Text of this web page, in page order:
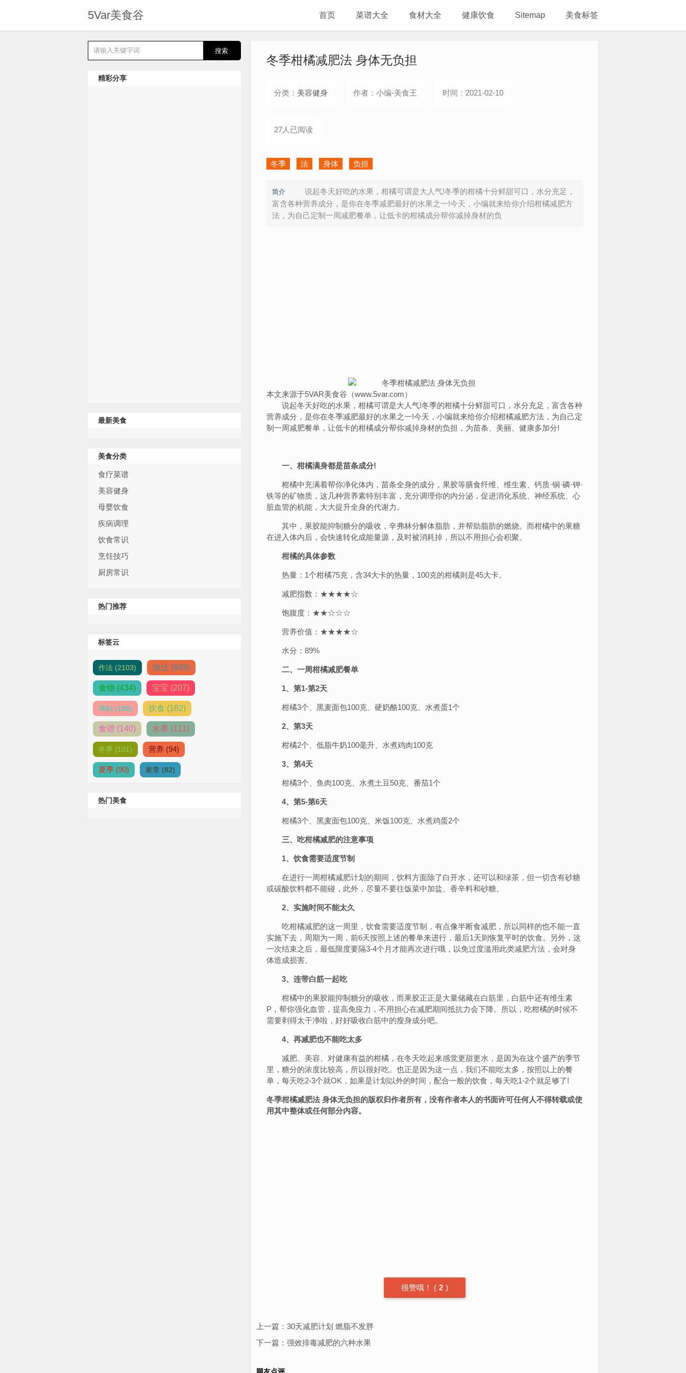
5Var美食谷 首页 菜谱大全 食材大全 健康饮食 Sitemap 美食标签
精彩分享
最新美食
美食分类
食疗菜谱
美容健身
母婴饮食
疾病调理
饮食常识
烹饪技巧
厨房常识
热门推荐
标签云
作法 (2103) 做法 (849)
食物 (434) 宝宝 (207)
孕妇 (188) 饮食 (182)
食谱 (140) 水果 (111)
冬季 (101) 营养 (94)
夏季 (90) 家常 (82)
热门美食
冬季柑橘减肥法 身体无负担
分类： 美容健身 作者：小编-美食王 时间：2021-02-10
27人已阅读
冬季 法 身体 负担
简介
说起冬天好吃的水果，柑橘可谓是大人气!冬季的柑橘十分鲜甜可口，水分充足，
富含各种营养成分，是你在冬季减肥最好的水果之一!今天，小编就来给你介绍柑橘减肥方
法，为自己定制一周减肥餐单，让低卡的柑橘成分帮你减掉身材的负
本文来源于5VAR美食谷（www.5var.com）
说起冬天好吃的水果，柑橘可谓是大人气!冬季的柑橘十分鲜甜可口，水分充足，富含各种
营养成分，是你在冬季减肥最好的水果之一!今天，小编就来给你介绍柑橘减肥方法，为自己定
制一周减肥餐单，让低卡的柑橘成分帮你减掉身材的负担，为苗条、美丽、健康多加分!
一、柑橘满身都是苗条成分!
柑橘中充满着帮你净化体内，苗条全身的成分，果胶等膳食纤维、维生素、钙质·铜·磷·钾·
铁等的矿物质，这几种营养素特别丰富，充分调理你的内分泌，促进消化系统、神经系统、心
脏血管的机能，大大提升全身的代谢力。
其中，果胶能抑制糖分的吸收，辛弗林分解体脂肪，并帮助脂肪的燃烧。而柑橘中的果糖
在进入体内后，会快速转化成能量源，及时被消耗掉，所以不用担心会积聚。
柑橘的具体参数
热量：1个柑橘75克，含34大卡的热量，100克的柑橘则是45大卡。
减肥指数：★★★★☆
饱腹度：★★☆☆☆
营养价值：★★★★☆
水分：89%
二、一周柑橘减肥餐单
1、第1-第2天
柑橘3个、黑麦面包100克、硬奶酪100克、水煮蛋1个
2、第3天
柑橘2个、低脂牛奶100毫升、水煮鸡肉100克
3、第4天
柑橘3个、鱼肉100克、水煮土豆50克、番茄1个
4、第5-第6天
柑橘3个、黑麦面包100克、米饭100克、水煮鸡蛋2个
三、吃柑橘减肥的注意事项
1、饮食需要适度节制
在进行一周柑橘减肥计划的期间，饮料方面除了白开水，还可以和绿茶，但一切含有砂糖
或碳酸饮料都不能碰，此外，尽量不要往饭菜中加盐、香辛料和砂糖。
2、实施时间不能太久
吃柑橘减肥的这一周里，饮食需要适度节制，有点像半断食减肥，所以同样的也不能一直
实施下去，周期为一周，前6天按照上述的餐单来进行，最后1天则恢复平时的饮食。另外，这
一次结束之后，最低限度要隔3-4个月才能再次进行哦，以免过度滥用此类减肥方法，会对身
体造成损害。
3、连带白筋一起吃
柑橘中的果胶能抑制糖分的吸收，而果胶正正是大量储藏在白筋里，白筋中还有维生素
P，帮你强化血管，提高免疫力，不用担心在减肥期间抵抗力会下降。所以，吃柑橘的时候不
需要剥得太干净啦，好好吸收白筋中的瘦身成分吧。
4、再减肥也不能吃太多
减肥、美容、对健康有益的柑橘，在冬天吃起来感觉更甜更水，是因为在这个盛产的季节
里，糖分的浓度比较高，所以很好吃。也正是因为这一点，我们不能吃太多，按照以上的餐
单，每天吃2-3个就OK，如果是计划以外的时间，配合一般的饮食，每天吃1-2个就足够了!
冬季柑橘减肥法 身体无负担的版权归作者所有，没有作者本人的书面许可任何人不得转载或使
用其中整体或任何部分内容。
很赞哦！ ( 2 )
上一篇： 30天减肥计划 燃脂不发胖
下一篇： 强效排毒减肥的六种水果